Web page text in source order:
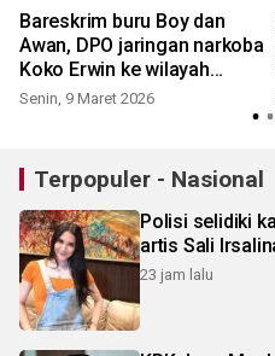
Bareskrim buru Boy dan
Awan, DPO jaringan narkoba
Koko Erwin ke wilayah
perbatasan
Senin, 9 Maret 2026
Terpopuler - Nasional
Polisi selidiki
artis Sali
23 jam lalu